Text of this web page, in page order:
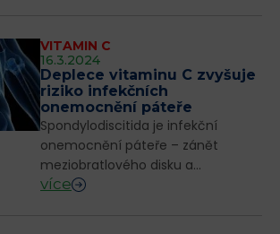
poruch těchto systémů se ...
16.3.2024
VITAMIN C
Deplece vitaminu C zvyšuje
riziko infekčních
onemocnění páteře
Spondylodiscitida je infekční
onemocnění páteře – zánět
meziobratlového disku a
sousedních obratlů. Nejčastěji je
více